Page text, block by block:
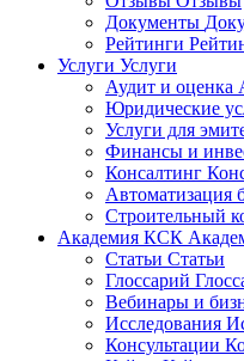
Документы
Рейтинги
Услуги Услуги
Аудит и оценка
Юридические
Услуги для
Финансы и
Консалтинг
Автоматизация
Строительный
Академия КСК
Статьи Статьи
Глоссарий
Вебинары и
Исследования
Консультации